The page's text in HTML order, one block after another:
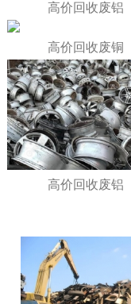
高价回收废铝
高价回收废铜
高价回收废铝